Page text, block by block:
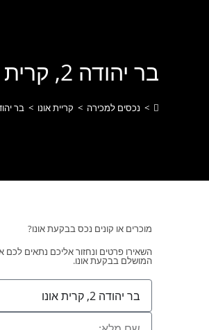
בר יהודה 2, קרית אונו
> נכסים למכירה > קריית אונו > בר יהודה 2,
מוכרים או קונים נכס בבקעת אונו?
השאירו פרטים ונחזור אליכם נתאים
המושלם בבקעת אונו.